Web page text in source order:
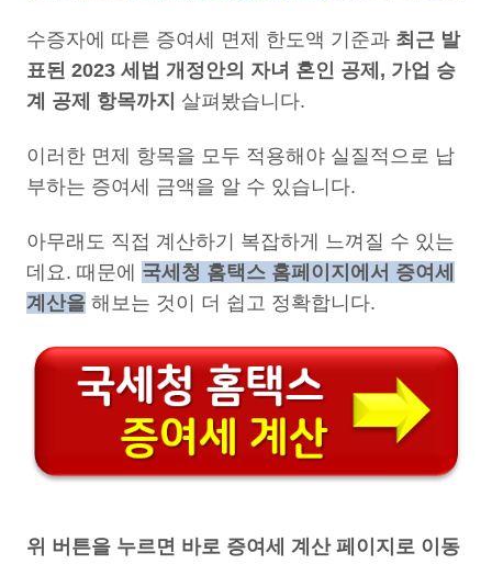
수증자에 따른 증여세 면제 한도액 기준과 최근 발
표된 2023 세법 개정안의 자녀 혼인 공제, 가업 승
계 공제 항목까지 살펴봤습니다.
이러한 면제 항목을 모두 적용해야 실질적으로 납
부하는 증여세 금액을 알 수 있습니다.
아무래도 직접 계산하기 복잡하게 느껴질 수 있는
데요. 때문에 국세청 홈택스 홈페이지에서 증여세
계산을 해보는 것이 더 쉽고 정확합니다.
위 버튼을 누르면 바로 증여세 계산 페이지로 이동